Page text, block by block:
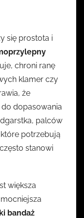
się prostota i
chroni ranę
klamer czy
że
dopasowania
palców
potrzebują
stanowi
większa
bandaż